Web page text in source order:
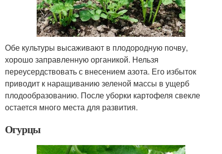
Обе культуры высаживают в плодородную почву,
хорошо заправленную органикой. Нельзя
переусердствовать с внесением азота. Его избыток
приводит к наращиванию зеленой массы в ущерб
плодообразованию. После уборки картофеля свекле
остается много места для развития.
Огурцы